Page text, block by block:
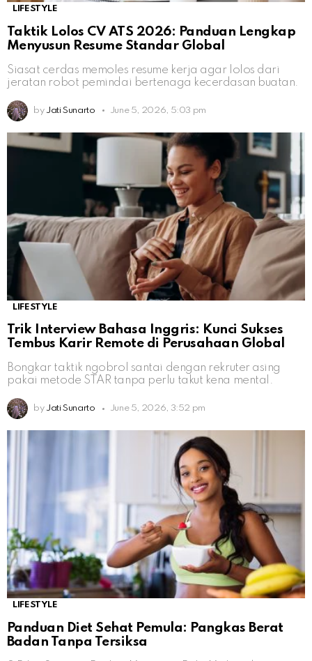
LIFESTYLE
Taktik Lolos CV ATS 2026: Panduan Lengkap
Menyusun Resume Standar Global
Siasat cerdas memoles resume kerja agar lolos dari
jeratan robot pemindai bertenaga kecerdasan buatan.
by Jati Sunarto June 5, 2026, 5:03 pm
LIFESTYLE
Trik Interview Bahasa Inggris: Kunci Sukses
Tembus Karir Remote di Perusahaan Global
Bongkar taktik ngobrol santai dengan rekruter asing
pakai metode STAR tanpa perlu takut kena mental.
by Jati Sunarto June 5, 2026, 3:52 pm
LIFESTYLE
Panduan Diet Sehat Pemula: Pangkas Berat
Badan Tanpa Tersiksa